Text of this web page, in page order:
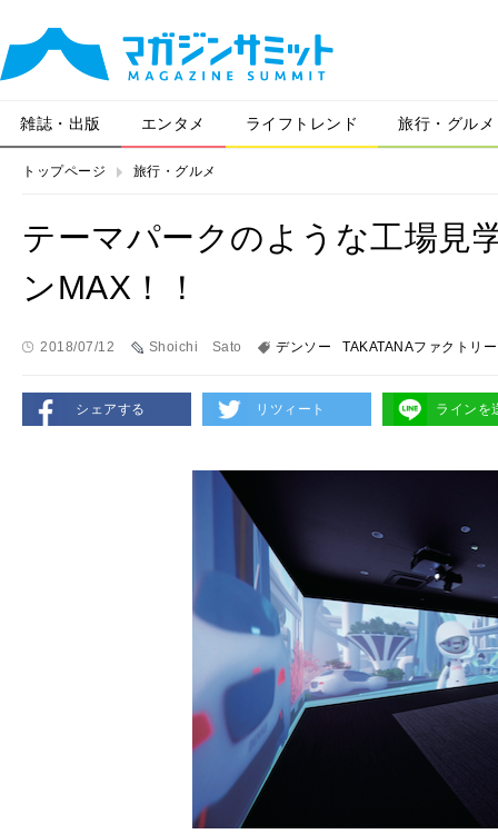
雑誌・出版 エンタメ ライフトレンド 旅行・グルメ
トップページ 旅行・グルメ
テーマパークのような工場見
ンMAX！！
2018/07/12 Shoichi Sato デンソー TAKATANAファクトリ
シェアする リツィート ラインを